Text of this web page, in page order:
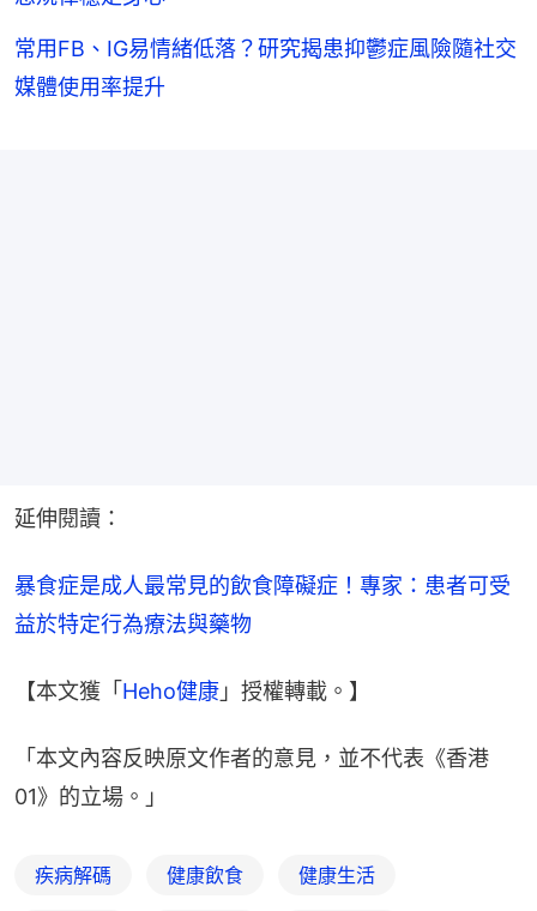
常用FB、IG易情緒低落？研究揭患抑鬱症風險隨社交
媒體使用率提升
延伸閱讀：
暴食症是成人最常見的飲食障礙症！專家：患者可受
益於特定行為療法與藥物
【本文獲「 Heho健康 」授權轉載。】
「本文內容反映原文作者的意見，並不代表《香港
01》的立場。」
疾病解碼 健康飲食 健康生活